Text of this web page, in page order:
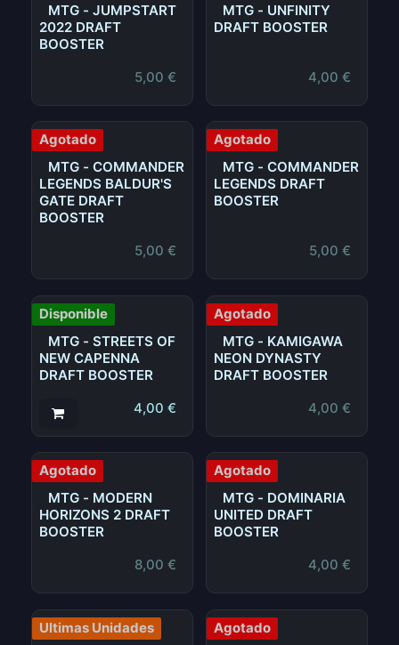
MTG - JUMPSTART
2022 DRAFT
BOOSTER
5,00 €
MTG - UNFINITY
DRAFT BOOSTER
4,00 €
Agotado
MTG - COMMANDER
LEGENDS BALDUR'S
GATE DRAFT
BOOSTER
5,00 €
Agotado
MTG - COMMANDER
LEGENDS DRAFT
BOOSTER
5,00 €
Disponible
MTG - STREETS OF
NEW CAPENNA
DRAFT BOOSTER
4,00 €
Agotado
MTG - KAMIGAWA
NEON DYNASTY
DRAFT BOOSTER
4,00 €
Agotado
MTG - MODERN
HORIZONS 2 DRAFT
BOOSTER
8,00 €
Agotado
MTG - DOMINARIA
UNITED DRAFT
BOOSTER
4,00 €
Ultimas Unidades
Agotado